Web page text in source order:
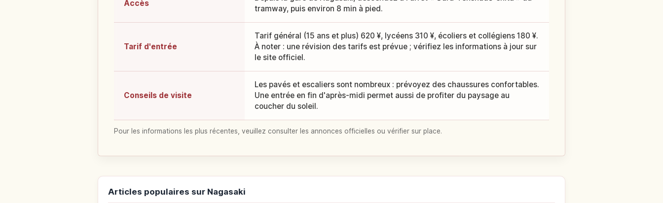
Accès
tramway, puis environ 8 min à pied.
Tarif d'entrée
Tarif général (15 ans et plus) 620 ¥, lycéens 310 ¥, écoliers et collégiens 180 ¥.
À noter : une révision des tarifs est prévue ; vérifiez les informations à jour sur
le site officiel.
Conseils de visite
Les pavés et escaliers sont nombreux : prévoyez des chaussures confortables.
Une entrée en fin d'après-midi permet aussi de profiter du paysage au
coucher du soleil.
Pour les informations les plus récentes, veuillez consulter les annonces officielles ou vérifier sur place.
Articles populaires sur Nagasaki